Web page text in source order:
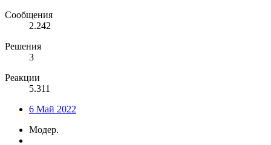
Сообщения
2.242
Решения
3
Реакции
5.311
6 Май 2022
Модер.